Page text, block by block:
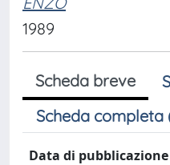
1989
Scheda breve
Scheda completa
Data di pubblicazione